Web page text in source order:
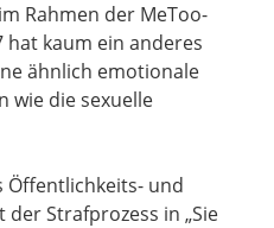
Rahmen der MeToo-
hat kaum ein anderes
ähnlich emotionale
wie die sexuelle
Öffentlichkeits- und
Strafprozess in „Sie